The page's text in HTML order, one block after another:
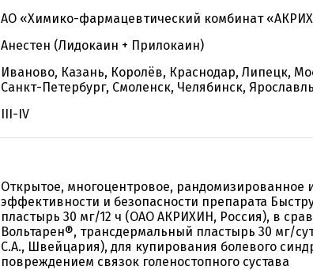
АО «Химико-фармацевтический комбинат
Анестен (Лидокаин + Прилокаин)
Иваново, Казань, Королёв, Краснодар, Липецк,
Санкт-Петербург, Смоленск, Челябинск, Ярославль
III-IV
Открытое, многоцентровое, рандомизированное
эффективности и безопасности препарата
пластырь 30 мг/12 ч (ОАО АКРИХИН, Россия), в
Вольтарен®, трансдермальный пластырь 30 мг/
С.А., Швейцария), для купирования болевого
повреждением связок голеностопного сустава